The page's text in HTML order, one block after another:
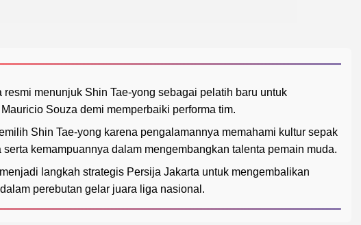
resmi menunjuk Shin Tae-yong sebagai pelatih baru untuk
Souza demi memperbaiki performa tim.
Shin Tae-yong karena pengalamannya memahami kultur sepak
serta kemampuannya dalam mengembangkan talenta pemain muda.
langkah strategis Persija Jakarta untuk mengembalikan
perebutan gelar juara liga nasional.